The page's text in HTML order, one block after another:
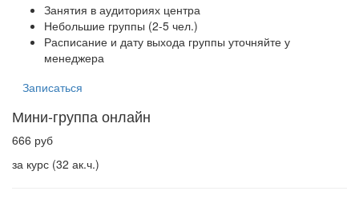
Занятия в аудиториях центра
Небольшие группы (2-5 чел.)
Расписание и дату выхода группы уточняйте у
менеджера
Записаться
Мини-группа онлайн
666 руб
за курс (32 ак.ч.)